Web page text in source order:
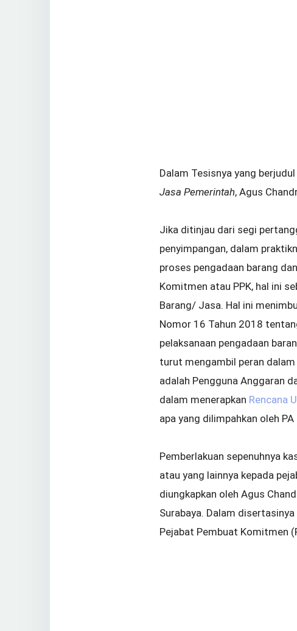
Dalam Tesisnya yang berjudul
Jasa Pemerintah, Agus
Jika ditinjau dari segi
penyimpangan, dalam
proses pengadaan barang
Komitmen atau PPK, hal ini
Barang/ Jasa. Hal ini
Nomor 16 Tahun 2018
pelaksanaan pengadaan
turut mengambil peran
adalah Pengguna Anggaran
dalam menerapkan Rencana
apa yang dilimpahkan oleh
Pemberlakuan sepenuhnya
atau yang lainnya kepada
diungkapkan oleh Agus
Surabaya. Dalam
Pejabat Pembuat Komitmen